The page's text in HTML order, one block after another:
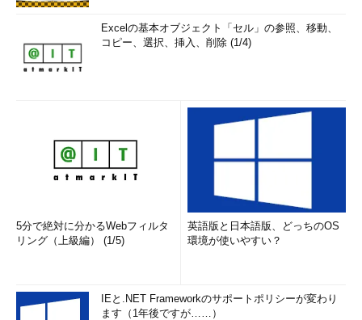
Excelの基本オブジェクト「セル」の参照、移動、
コピー、選択、挿入、削除 (1/4)
5分で絶対に分かるWebフィルタ
リング（上級編） (1/5)
英語版と日本語版、どっちのOS
環境が使いやすい？
IEと.NET Frameworkのサポートポリシーが変わり
ます（1年後ですが……）